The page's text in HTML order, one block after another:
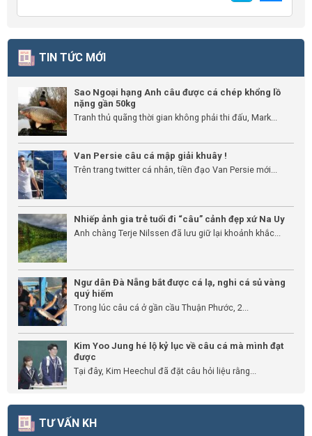
TIN TỨC MỚI
Sao Ngoại hạng Anh câu được cá chép khổng lồ
nặng gần 50kg
Tranh thủ quãng thời gian không phải thi đấu, Mark...
Van Persie câu cá mập giải khuây !
Trên trang twitter cá nhân, tiền đạo Van Persie mới...
Nhiếp ảnh gia trẻ tuổi đi “câu” cảnh đẹp xứ Na Uy
Anh chàng Terje Nilssen đã lưu giữ lại khoảnh khắc...
Ngư dân Đà Nẵng bắt được cá lạ, nghi cá sủ vàng
quý hiếm
Trong lúc câu cá ở gần cầu Thuận Phước, 2...
Kim Yoo Jung hé lộ kỷ lục về câu cá mà mình đạt
được
Tại đây, Kim Heechul đã đặt câu hỏi liệu rằng...
TƯ VẤN KH